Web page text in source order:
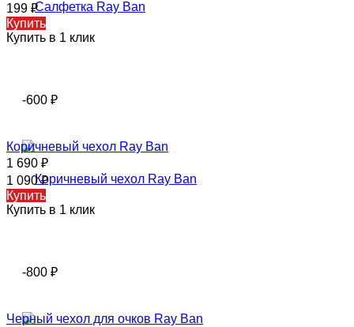
199 ₽
Купить
Купить в 1 клик
-600 ₽
Коричневый чехол Ray Ban
1 690 ₽
1 090₽
Купить
Купить в 1 клик
-800 ₽
Черный чехол для очков Ray Ban